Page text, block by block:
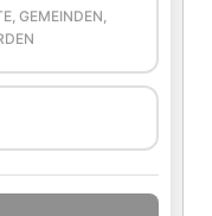
GEMEINDEN,